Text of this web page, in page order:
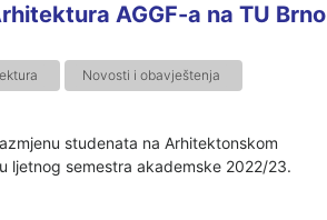
AGGF-a na TU Brno
Novosti i obavještenja
studenata na Arhitektonskom
ljetnog semestra akademske 2022/23.